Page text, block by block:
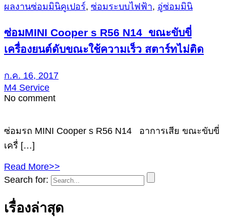
ผลงานซ่อมมินิคูเปอร์, ซ่อมระบบไฟฟ้า, อู่ซ่อมมินิ
ซ่อมMINI Cooper s R56 N14 ขณะขับขี่
เครื่องยนต์ดับขณะใช้ความเร็ว สตาร์ทไม่ติด
ก.ค. 16, 2017
M4 Service
No comment
ซ่อมรถ MINI Cooper s R56 N14 อาการเสีย ขณะขับขี่
เครื่ […]
Read More>>
Search for:
เรื่องล่าสุด